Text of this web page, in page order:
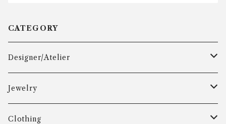
CATEGORY
Designer/Atelier
Aarre & Krogh
Age Fausing
Jewelry
Bracelet
Clothing